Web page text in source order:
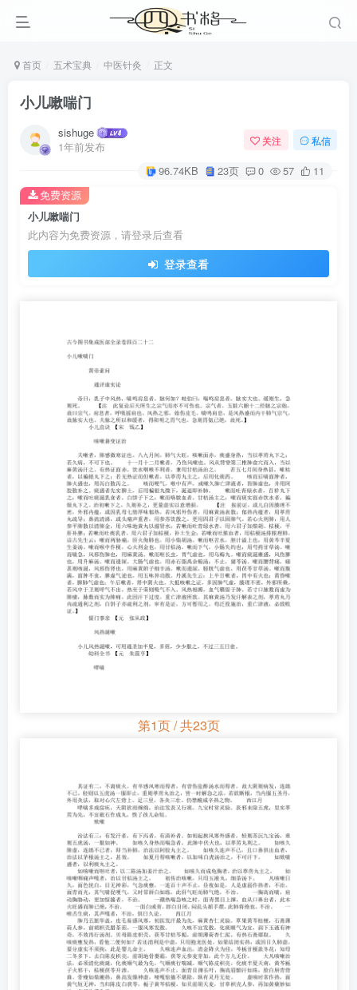
首页 五术宝典 中医针灸 正文
小儿嗽喘门
sishuge
1年前发布
关注 私信
96.74KB 23页 0 57 11
小儿嗽喘门
此内容为免费资源，请登录后查看
登录查看
免费资源
第1页 / 共23页